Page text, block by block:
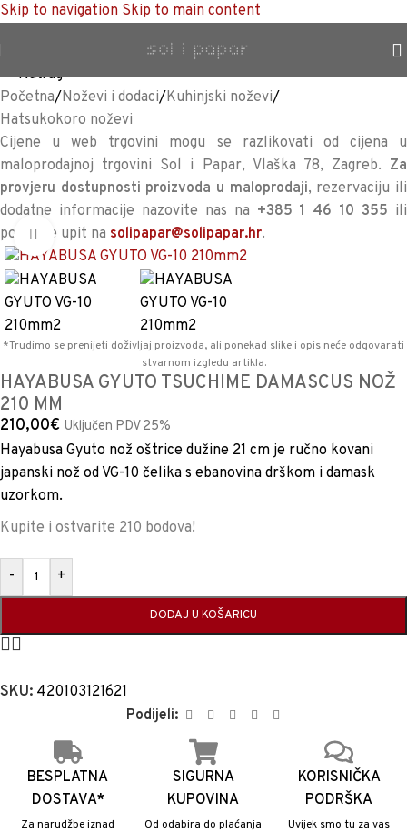
Skip to navigation Skip to main content
<<Natrag
Početna/Noževi i dodaci/Kuhinjski noževi/
Hatsukokoro noževi
Cijene u web trgovini mogu se razlikovati od cijena u
maloprodajnoj trgovini Sol i Papar, Vlaška 78, Zagreb. Za
provjeru dostupnosti proizvoda u maloprodaji, rezervaciju ili
dodatne informacije nazovite nas na +385 1 46 10 355 ili
pošaljite upit na solipapar@solipapar.hr.
Povećaj sliku
*Trudimo se prenijeti doživljaj proizvoda, ali ponekad slike i opis neće odgovarati
stvarnom izgledu artikla.
HAYABUSA GYUTO TSUCHIME DAMASCUS NOŽ
210 MM
210,00€ Uključen PDV 25%
Hayabusa Gyuto nož oštrice dužine 21 cm je ručno kovani
japanski nož od VG-10 čelika s ebanovina drškom i damask
uzorkom.
Kupite i ostvarite 210 bodova!
- +
DODAJ U KOŠARICU
SKU: 420103121621
Podijeli:
BESPLATNA
DOSTAVA*
Za narudžbe iznad
SIGURNA
KUPOVINA
Od odabira do plaćanja
KORISNIČKA
PODRŠKA
Uvijek smo tu za vas